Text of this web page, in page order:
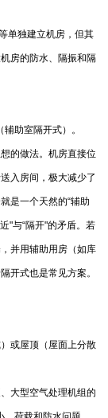
单独建立机房，但其
房的防水、隔振和隔
助室隔开式）。
的做法。机房直接位
入房间，极大减少了
是一个天然的“辅助
"与“隔开"的矛盾。若
并用辅助用房（如库
开式也是常见方案。
或屋顶（屋面上分散
大型空气处理机组的